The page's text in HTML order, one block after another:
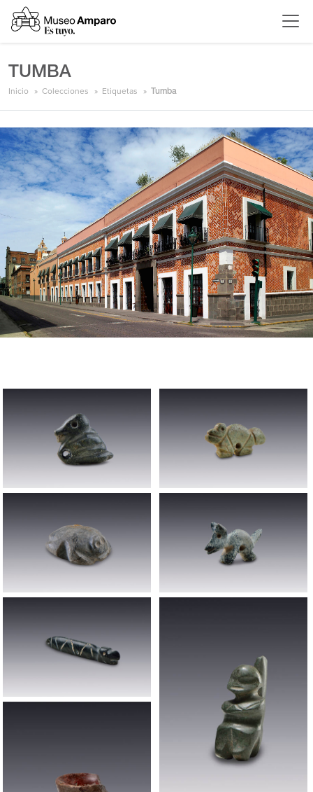
TUMBA
Inicio Colecciones Etiquetas Tumba